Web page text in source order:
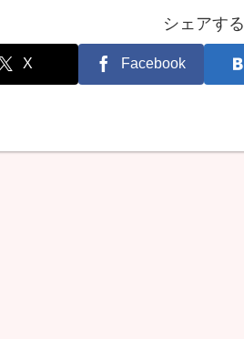
シェアする
X Facebook